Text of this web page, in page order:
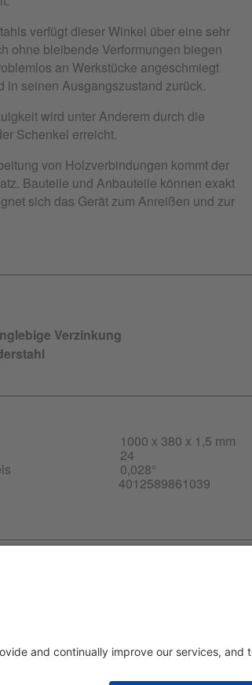
verfügt dieser Winkel über eine sehr
ohne bleibende Verformungen biegen
an Werkstücke angeschmiegt
seinen Ausgangszustand zurück.
wird unter Anderem durch die
Schenkel erreicht.
von Holzverbindungen kommt der
Bauteile und Anbauteile können exakt
sich das Gerät zum Anreißen und zur
Verzinkung
1000 x 380 x 1,5 mm
24
0,028°
4012589861039